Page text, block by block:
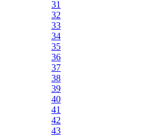
31
32
33
34
35
36
37
38
39
40
41
42
43